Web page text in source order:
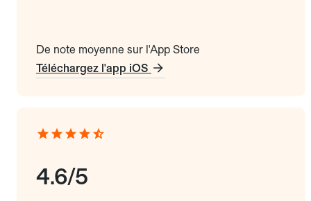
De note moyenne sur l'App Store
Téléchargez l'app iOS
4.6/5